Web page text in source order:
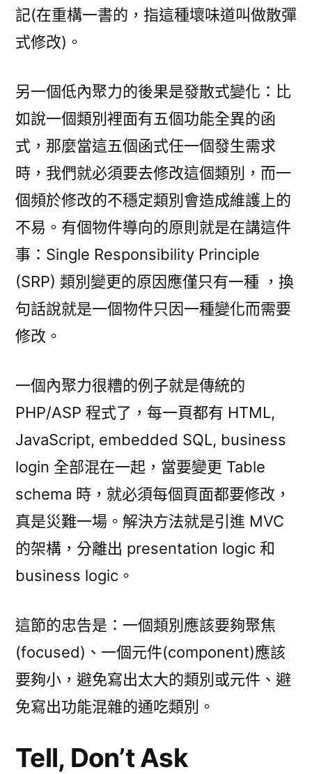
記(在重構一書的，指這種壞味道叫做散彈
式修改)。
另一個低內聚力的後果是發散式變化：比
如說一個類別裡面有五個功能全異的函
式，那麼當這五個函式任一個發生需求
時，我們就必須要去修改這個類別，而一
個頻於修改的不穩定類別會造成維護上的
不易。有個物件導向的原則就是在講這件
事：Single Responsibility Principle
(SRP) 類別變更的原因應僅只有一種 ，換
句話說就是一個物件只因一種變化而需要
修改。
一個內聚力很糟的例子就是傳統的
PHP/ASP 程式了，每一頁都有 HTML,
JavaScript, embedded SQL, business
login 全部混在一起，當要變更 Table
schema 時，就必須每個頁面都要修改，
真是災難一場。解決方法就是引進 MVC
的架構，分離出 presentation logic 和
business logic。
這節的忠告是：一個類別應該要夠聚焦
(focused)、一個元件(component)應該
要夠小，避免寫出太大的類別或元件、避
免寫出功能混雜的通吃類別。
Tell, Don’t Ask